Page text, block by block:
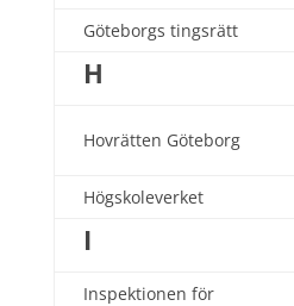
Göteborgs tingsrätt
H
Hovrätten Göteborg
Högskoleverket
I
Inspektionen för